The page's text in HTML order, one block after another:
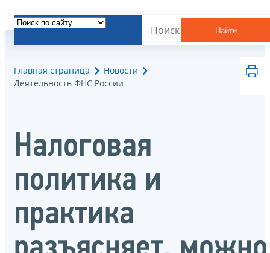
Найти
Главная страница
Новости
Деятельность ФНС России
Налоговая
политика и
практика